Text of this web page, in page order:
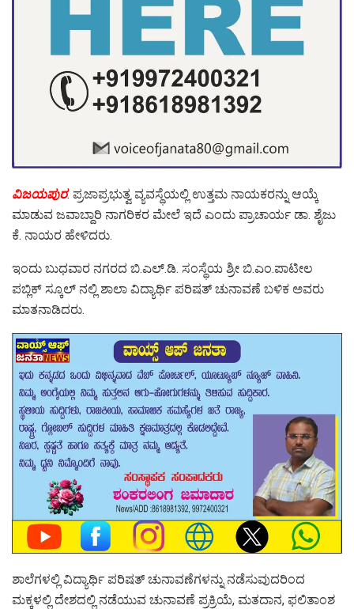
ವಿಜಯಪುರ. ಪ್ರಜಾಪ್ರಭುತ್ವ ವ್ಯವಸ್ಥೆಯಲ್ಲಿ ಉತ್ತಮ ನಾಯಕರನ್ನು ಆಯ್ಕೆ
ಮಾಡುವ ಜವಾಬ್ದಾರಿ ನಾಗರಿಕರ ಮೇಲೆ ಇದೆ ಎಂದು ಪ್ರಾಚಾರ್ಯ ಡಾ. ಶೈಜು
ಕೆ. ನಾಯರ ಹೇಳಿದರು.
ಇಂದು ಬುಧವಾರ ನಗರದ ಬಿ.ಎಲ್.ಡಿ. ಸಂಸ್ಥೆಯ ಶ್ರೀ ಬಿ.ಎಂ.ಪಾಟೀಲ
ಪಬ್ಲಿಕ್ ಸ್ಕೂಲ್ ನಲ್ಲಿ ಶಾಲಾ ವಿದ್ಯಾರ್ಥಿ ಪರಿಷತ್ ಚುನಾವಣೆ ಬಳಿಕ ಅವರು
ಮಾತನಾಡಿದರು.
ಶಾಲೆಗಳಲ್ಲಿ ವಿದ್ಯಾರ್ಥಿ ಪರಿಷತ್ ಚುನಾವಣೆಗಳನ್ನು ನಡೆಸುವುದರಿಂದ
ಮಕ್ಕಳಲ್ಲಿ ದೇಶದಲ್ಲಿ ನಡೆಯುವ ಚುನಾವಣೆ ಪ್ರಕ್ರಿಯೆ, ಮತದಾನ, ಫಲಿತಾಂಶ